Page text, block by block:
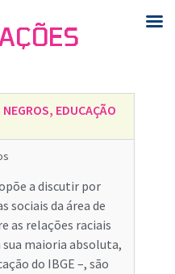
EDUCAÇÃO
a discutir por
sociais da área de
as relações raciais
maioria absoluta,
do IBGE –, são